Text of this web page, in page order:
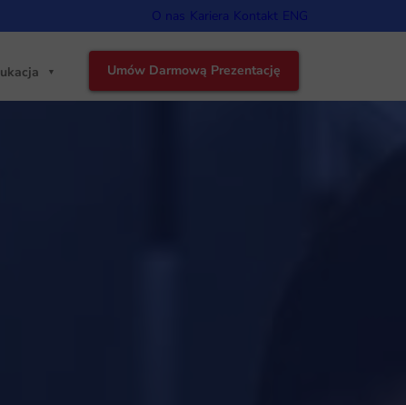
O nas Kariera Kontakt ENG
Umów Darmową Prezentację